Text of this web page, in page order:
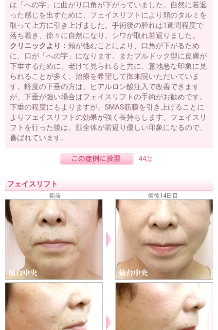
他院修正
幅広二重ラインを狭く
目頭切開失敗
二重ラインのねじれ
脂肪取り二重失敗
不自然な二重ライン
切開法で目が開き
難くなった
二重切開法の修正時期
二重切開法後の左右差
二重繰り返し修正
整形顔修正
眼瞼下垂失敗による左右差
二重が取れた・元に戻った
三重まぶたを二重にする
予定
外重瞼線・予定外線の修正
埋没法失敗 挙筋法失敗
埋没
法後の眠そうな二重
二重の腫れを取る方法
二重整形後の
眼精疲労・肩こり・頭痛
上まぶたのタルミ取り失敗
裏ハ
ムラ法失敗
鼻プロテーゼが曲がっている
鼻プロテーゼ入
れ替え
小鼻縮小失敗 鼻尖縮小失敗 隆鼻注射失敗
レデ
ィエッセ失敗・除去
くぼみ目注射失敗 口唇注射失敗
ワ
キガの再手術
名医を知りたい
当院のご案内 料金表 アクセス 相談・質問
は「への字」に曲がり口角が下がっていました。自然に若返
った感じを出すために、フェイスリフトにより頬のタルミを
取って上方に引き上げました。手術後の腫れは1週間程度で
落ち着き、徐々に自然になり、シワが取れ若返りました。
クリニックより： 頬が弛むことにより、口角が下がるため
に、口が「への字」になります。またブルドック型に皮膚が
下垂するために、老けて見られると共に、意地悪な印象に見
られることが多く、治療を希望して御来院いただいていま
す。軽度の下垂の方は、ヒアルロン酸注入で改善できます
が、下垂が強い場合はフェイスリフトの手術がお勧めです。
下垂の程度にもよりますが、SMAS筋膜を引き上げることに
よりフェイスリフトの効果が強く長持ちします。フェイスリ
フトを行った後は、顔全体が若返り優しい印象になるので、
喜ばれています。
44票
フェイスリフト
術前 術後14日目